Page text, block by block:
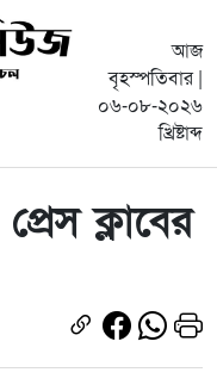
আজ
বৃহস্পতিবার |
০৬-০৮-২০২৬
খ্রিষ্টাব্দ
ক্লাবের